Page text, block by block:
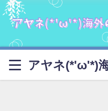
アヤネ(*'ω'*)